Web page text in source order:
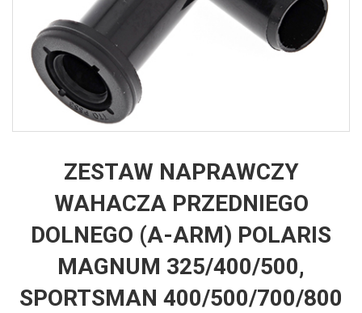
ZESTAW NAPRAWCZY
WAHACZA PRZEDNIEGO
DOLNEGO (A-ARM) POLARIS
MAGNUM 325/400/500,
SPORTSMAN 400/500/700/800